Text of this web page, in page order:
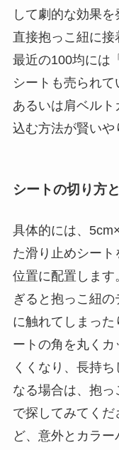
して劇的な効果を
直接抱っこ紐に接
最近の100均には
シートも売られて
あるいは肩ベル
込む方法が賢いや
シートの切り方
具体的には、
た滑り止めシー
位置に配置しま
ぎると抱っこ紐
に触れてしまっ
ートの角を丸く
くくなり、長持
なる場合は、抱
で探してみてく
ど、意外とカラ